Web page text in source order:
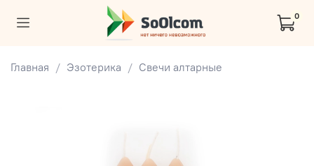
0
Главная Эзотерика Свечи алтарные